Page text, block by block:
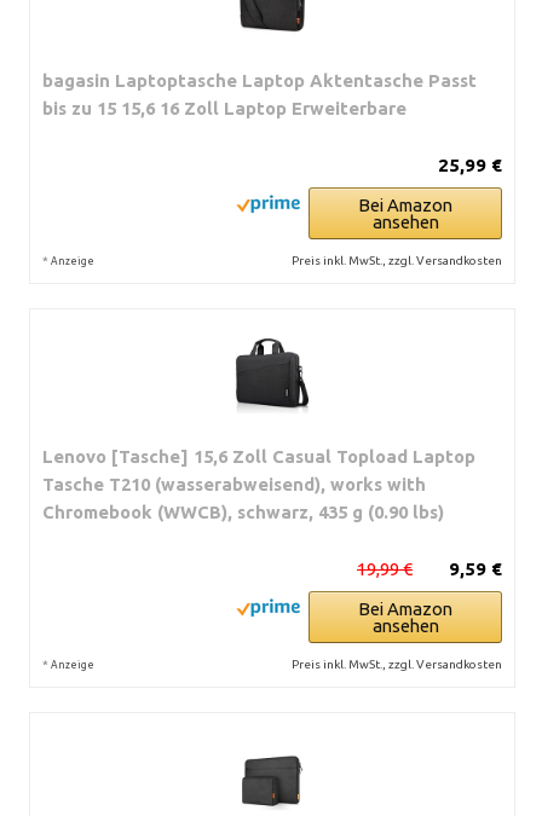
bagasin Laptoptasche Laptop Aktentasche Passt
bis zu 15 15,6 16 Zoll Laptop Erweiterbare
25,99 €
Bei Amazon
ansehen
* Anzeige Preis inkl. MwSt., zzgl. Versandkosten
Lenovo [Tasche] 15,6 Zoll Casual Topload Laptop
Tasche T210 (wasserabweisend), works with
Chromebook (WWCB), schwarz, 435 g (0.90 lbs)
9,59 €
19,99 €
Bei Amazon
ansehen
* Anzeige Preis inkl. MwSt., zzgl. Versandkosten